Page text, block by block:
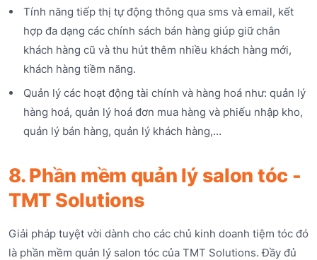
Tính năng tiếp thị tự động thông qua sms và email, kết
hợp đa dạng các chính sách bán hàng giúp giữ chân
khách hàng cũ và thu hút thêm nhiều khách hàng mới,
khách hàng tiềm năng.
Quản lý các hoạt động tài chính và hàng hoá như: quản lý
hàng hoá, quản lý hoá đơn mua hàng và phiếu nhập kho,
quản lý bán hàng, quản lý khách hàng,…
8. Phần mềm quản lý salon tóc -
TMT Solutions
Giải pháp tuyệt vời dành cho các chủ kinh doanh tiệm tóc đó
là phần mềm quản lý salon tóc của TMT Solutions. Đầy đủ